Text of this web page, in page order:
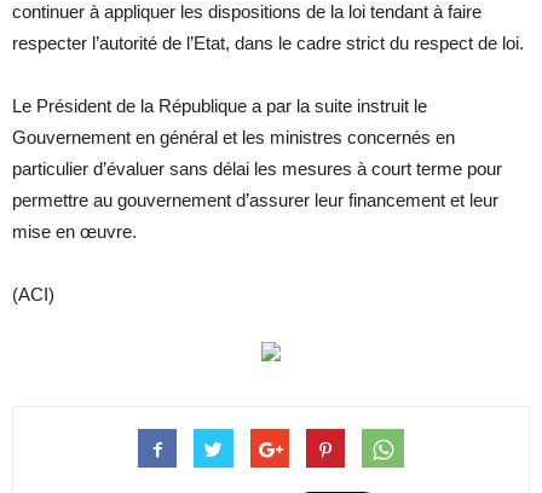
continuer à appliquer les dispositions de la loi tendant à faire
respecter l’autorité de l’Etat, dans le cadre strict du respect de loi.
Le Président de la République a par la suite instruit le
Gouvernement en général et les ministres concernés en
particulier d’évaluer sans délai les mesures à court terme pour
permettre au gouvernement d’assurer leur financement et leur
mise en œuvre.
(ACI)